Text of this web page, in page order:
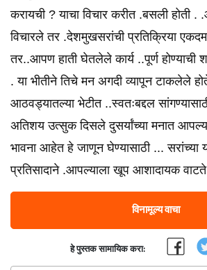
करायची ? याचा विचार करीत .बसली होती
विचारले तर .देशमुखसरांची प्रतिक्रिया
तर..आपण हाती घेतलेले कार्य ..पूर्ण होण्याची
. या भीतीने तिचे मन अगदी व्यापून टाकलेले
आठवड्यातल्या भेटीत ..स्वतःबद्दल
अतिशय उत्सुक दिसले दुसर्यांच्या मनात
भावना आहेत हे जाणून घेण्यासाठी ... सरांच्या
प्रतिसादाने .आपल्याला खूप आशादायक
विनामूल्य वाचा
हे पुस्तक सामायिक करा: